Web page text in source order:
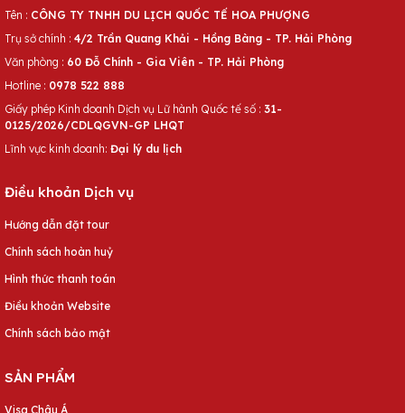
Tên : CÔNG TY TNHH DU LỊCH QUỐC TẾ HOA PHƯỢNG
Trụ sở chính : 4/2 Trần Quang Khải - Hồng Bàng - TP. Hải Phòng
Văn phòng : 60 Đỗ Chính - Gia Viên - TP. Hải Phòng
Hotline : 0978 522 888
Giấy phép Kinh doanh Dịch vụ Lữ hành Quốc tế số : 31-
0125/2026/CDLQGVN-GP LHQT
Lĩnh vực kinh doanh: Đại lý du lịch
Điều khoản Dịch vụ
Hướng dẫn đặt tour
Chính sách hoàn huỷ
Hình thức thanh toán
Điều khoản Website
Chính sách bảo mật
SẢN PHẨM
Visa Châu Á